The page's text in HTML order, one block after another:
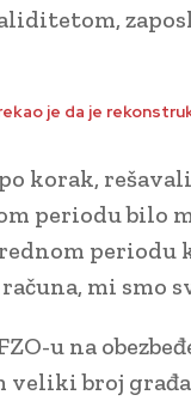
je da je
korak,
periodu bilo
mi smo
u na
veliki broj